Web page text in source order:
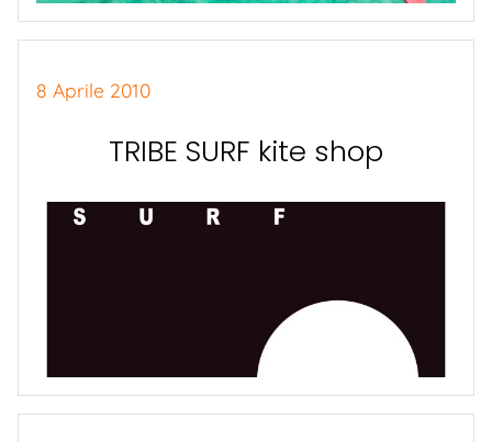
8 Aprile 2010
TRIBE SURF kite shop